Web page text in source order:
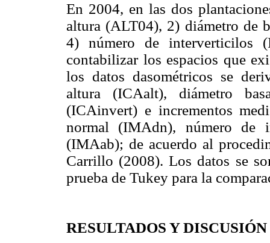
En 2004, en las dos
altura (ALT04), 2) diámetro de
4) número de interverticilos
contabilizar los espacios que
los datos dasométricos se
altura (ICAalt), diámetro
(ICAinvert) e incrementos
normal (IMAdn), número de
(IMAab); de acuerdo al
Carrillo (2008). Los datos se
prueba de Tukey para la
RESULTADOS Y DISCUSIÓN